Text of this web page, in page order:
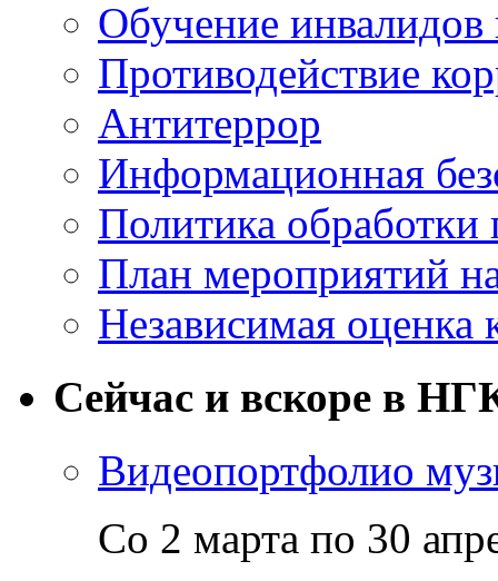
Обучение
Противодействие
Антитеррор
Информационная
Политика
План мероприятий
Независимая оценка
Сейчас и вскоре в
Видеопортфолио
Со 2 марта по 30